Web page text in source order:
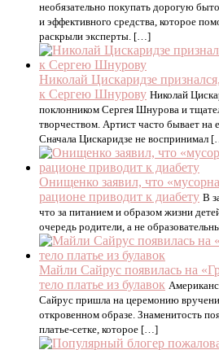
необязательно покупать дорогую
и эффективного средства, которое
раскрыли эксперты. […]
Николай Цискаридзе
к Сергею Шнурову Николай
поклонником Сергея Шнурова и
творчеством. Артист часто бывает на
Сначала Цискаридзе не воспринимал
Онищенко заявил, что
рационе приводит к диабету В
что за питанием и образом жизни
очередь родители, а не
Майли Сайрус появилась на
тело платье из булавок
Сайрус пришла на церемонию
откровенном образе. Знаменитость
платье-сетке, которое […]